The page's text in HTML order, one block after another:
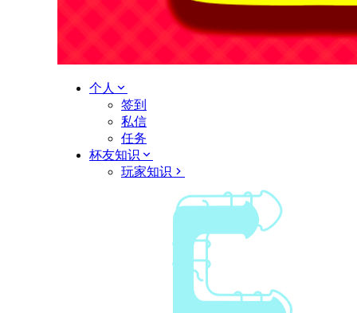
个人
签到
私信
任务
杯友知识
玩家知识